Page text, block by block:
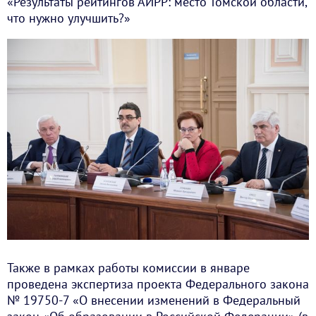
что нужно улучшить?»
Также в рамках работы комиссии в январе
проведена экспертиза проекта Федерального закона
№ 19750-7 «О внесении изменений в Федеральный